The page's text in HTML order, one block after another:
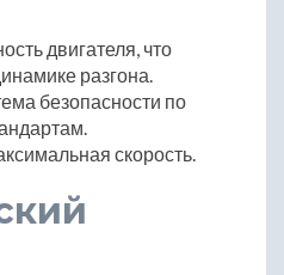
двигателя, что
разгона.
безопасности по
скорость.